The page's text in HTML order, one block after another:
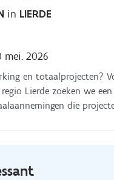
in LIERDE
mei. 2026
en totaalprojecten?
Lierde zoeken we een
die